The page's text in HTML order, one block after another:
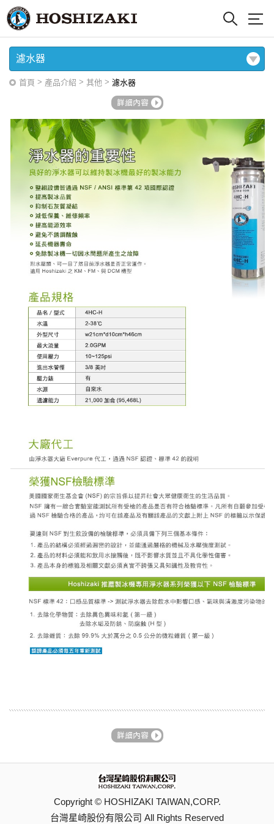
濾水器
首頁 > 產品介紹 > 其他 > 濾水器
Copyright © HOSHIZAKI TAIWAN,CORP.
台灣星崎股份有限公司 All Rights Reserved